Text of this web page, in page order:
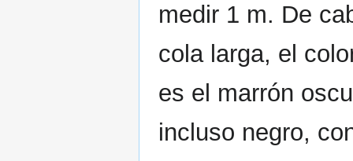
medir 1 m. De
cola larga, el
es el marrón
incluso negro,